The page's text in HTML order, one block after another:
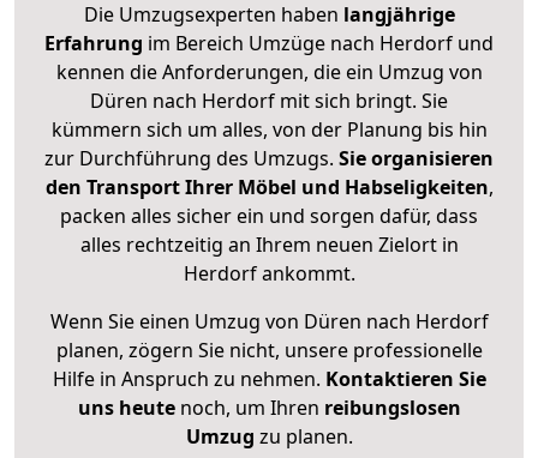
Die Umzugsexperten haben langjährige
Erfahrung im Bereich Umzüge nach Herdorf und
kennen die Anforderungen, die ein Umzug von
Düren nach Herdorf mit sich bringt. Sie
kümmern sich um alles, von der Planung bis hin
zur Durchführung des Umzugs. Sie organisieren
den Transport Ihrer Möbel und Habseligkeiten,
packen alles sicher ein und sorgen dafür, dass
alles rechtzeitig an Ihrem neuen Zielort in
Herdorf ankommt.
Wenn Sie einen Umzug von Düren nach Herdorf
planen, zögern Sie nicht, unsere professionelle
Hilfe in Anspruch zu nehmen. Kontaktieren Sie
uns heutenoch, um Ihren reibungslosen
Umzug zu planen.